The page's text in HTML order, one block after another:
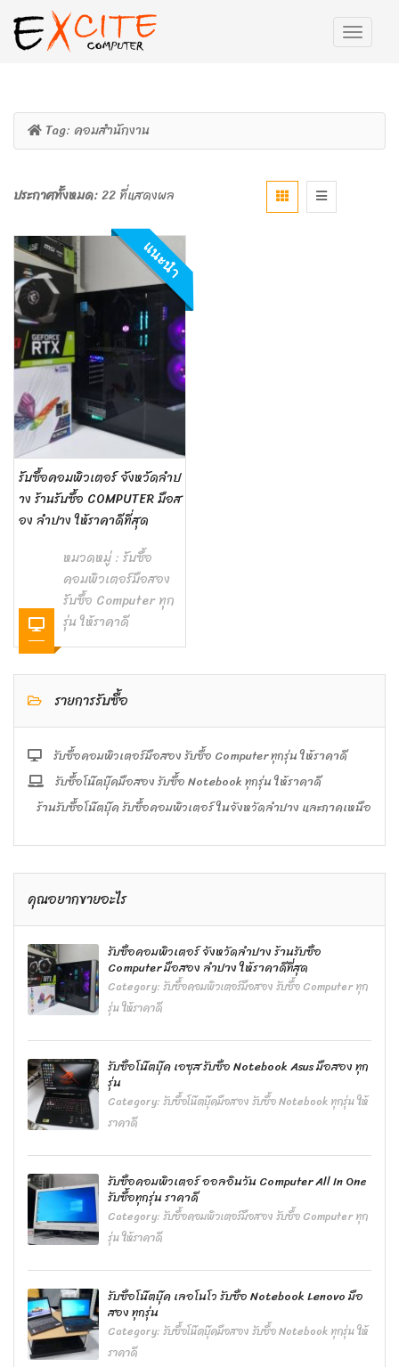
Tag: คอมสำนักงาน
ประกาศทั้งหมด:22 ที่แสดงผล
แนะนำ
รับซื้อคอมพิวเตอร์ จังหวัดลำป
าง ร้านรับซื้อ COMPUTER มือส
อง ลำปาง ให้ราคาดีที่สุด
หมวดหมู่ : รับซื้อ
คอมพิวเตอร์มือสอง
รับซื้อ Computer ทุก
รุ่น ให้ราคาดี
รายการรับซื้อ
รับซื้อคอมพิวเตอร์มือสอง รับซื้อ Computer ทุกรุ่น ให้ราคาดี
รับซื้อโน๊ตบุ๊คมือสอง รับซื้อ Notebook ทุกรุ่น ให้ราคาดี
ร้านรับซื้อโน๊ตบุ๊ค รับซื้อคอมพิวเตอร์ ในจังหวัดลำปาง และภาคเหนือ
คุณอยากขายอะไร
รับซื้อคอมพิวเตอร์ จังหวัดลำปาง ร้านรับซื้อ
Computer มือสอง ลำปาง ให้ราคาดีที่สุด
Category:รับซื้อคอมพิวเตอร์มือสอง รับซื้อ Computer ทุก
รุ่น ให้ราคาดี
รับซื้อโน๊ตบุ๊ค เอซุส รับซื้อ Notebook Asus มือสอง ทุก
รุ่น
Category:รับซื้อโน๊ตบุ๊คมือสอง รับซื้อ Notebook ทุกรุ่น ให้
ราคาดี
รับซื้อคอมพิวเตอร์ ออลอินวัน Computer All In One
รับซื้อทุกรุ่น ราคาดี
Category:รับซื้อคอมพิวเตอร์มือสอง รับซื้อ Computer ทุก
รุ่น ให้ราคาดี
รับซื้อโน๊ตบุ๊ค เลอโนโว รับซื้อ Notebook Lenovo มือ
สอง ทุกรุ่น
Category:รับซื้อโน๊ตบุ๊คมือสอง รับซื้อ Notebook ทุกรุ่น ให้
ราคาดี